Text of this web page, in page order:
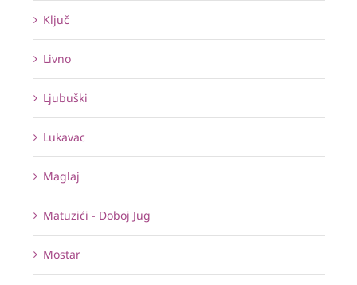
Ključ
Livno
Ljubuški
Lukavac
Maglaj
Matuzići - Doboj Jug
Mostar